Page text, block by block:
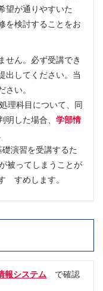
望が通りやすいた
を検討することをお
せん。必ず受講でき
出してください。当
さい。
理科目について、同
明した場合、 学部情
演習を受講するた
被ってしまうことが
すめします。
報システム で確認